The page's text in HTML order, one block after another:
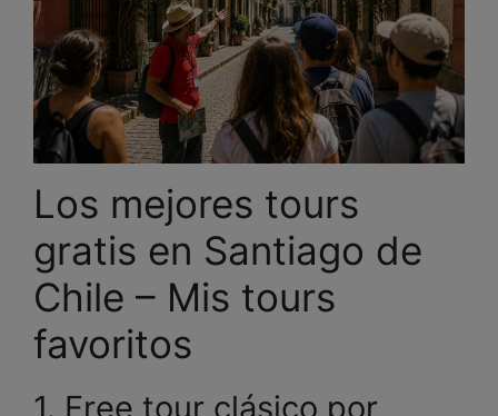
Los mejores tours
gratis en Santiago de
Chile – Mis tours
favoritos
1. Free tour clásico por